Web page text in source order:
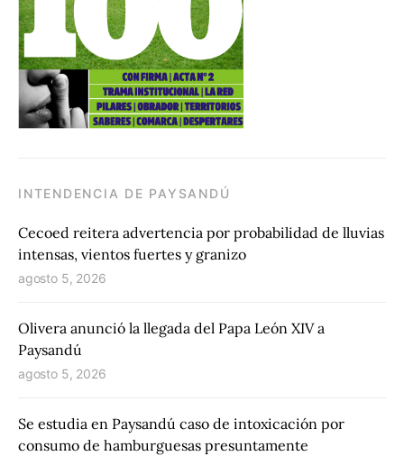
INTENDENCIA DE PAYSANDÚ
Cecoed reitera advertencia por probabilidad de lluvias
intensas, vientos fuertes y granizo
agosto 5, 2026
Olivera anunció la llegada del Papa León XIV a
Paysandú
agosto 5, 2026
Se estudia en Paysandú caso de intoxicación por
consumo de hamburguesas presuntamente